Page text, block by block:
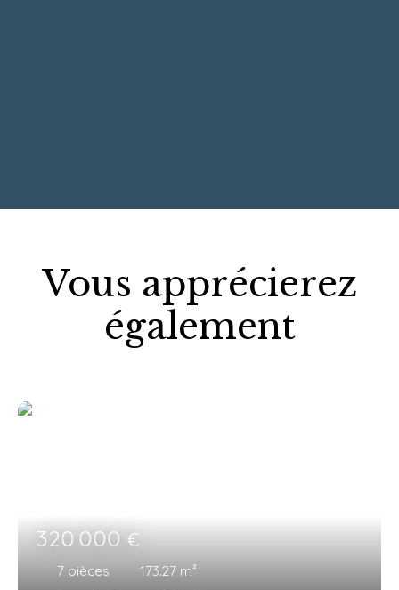
Vous apprécierez
également
320 000€
7 pièces 173.27 m²